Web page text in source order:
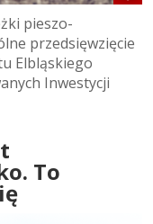
pieszo-
przedsięwzięcie
Elbląskiego
Inwestycji
To